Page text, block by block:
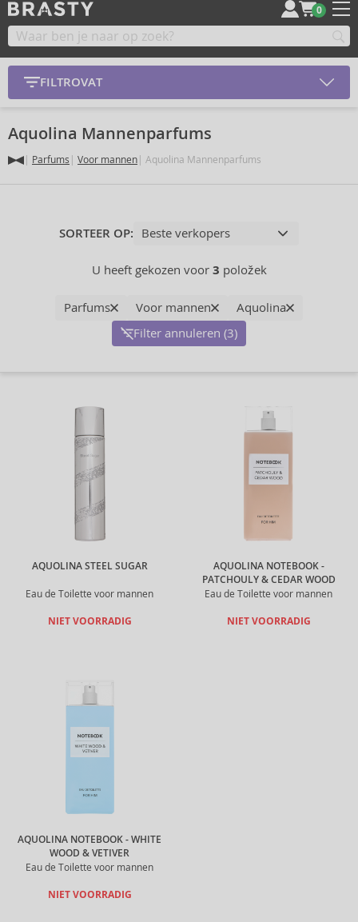
0
FILTROVAT
Aquolina Mannenparfums
Parfums Voor mannen Aquolina Mannenparfums
SORTEER OP:
U heeft gekozen voor 3 položek
Parfums Voor mannen
Aquolina
Filter annuleren (3)
AQUOLINA STEEL SUGAR
Eau de Toilette voor mannen
NIET VOORRADIG
AQUOLINA NOTEBOOK -
PATCHOULY & CEDAR WOOD
Eau de Toilette voor mannen
NIET VOORRADIG
AQUOLINA NOTEBOOK - WHITE
WOOD & VETIVER
Eau de Toilette voor mannen
NIET VOORRADIG